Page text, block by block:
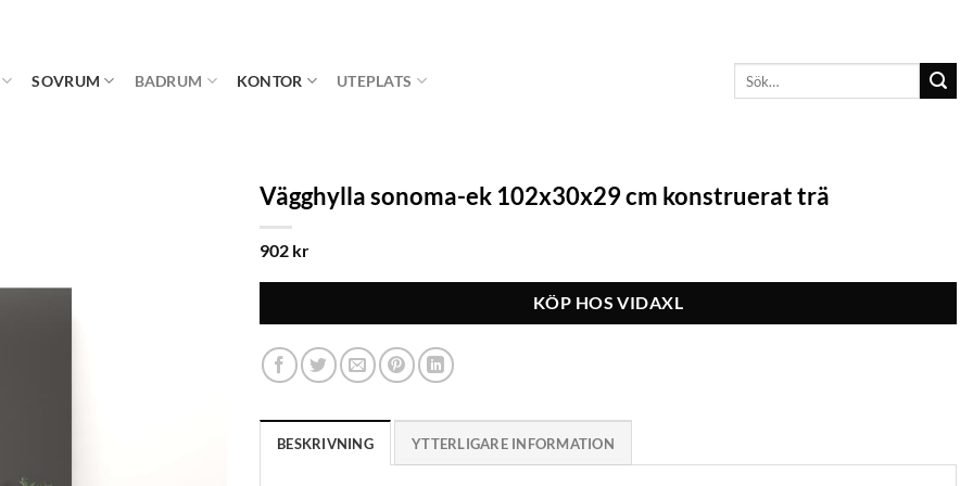
SOVRUM BADRUM KONTOR UTEPLATS
Vägghylla sonoma-ek 102x30x29 cm konstruerat trä
902 kr
KÖP HOS VIDAXL
BESKRIVNING YTTERLIGARE INFORMATION